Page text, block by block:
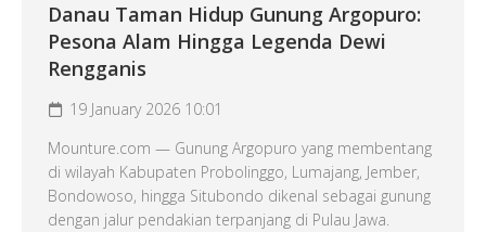
Danau Taman Hidup Gunung Argopuro:
Pesona Alam Hingga Legenda Dewi
Rengganis
19 January 2026 10:01
Mounture.com — Gunung Argopuro yang membentang
di wilayah Kabupaten Probolinggo, Lumajang, Jember,
Bondowoso, hingga Situbondo dikenal sebagai gunung
dengan jalur pendakian terpanjang di Pulau Jawa.